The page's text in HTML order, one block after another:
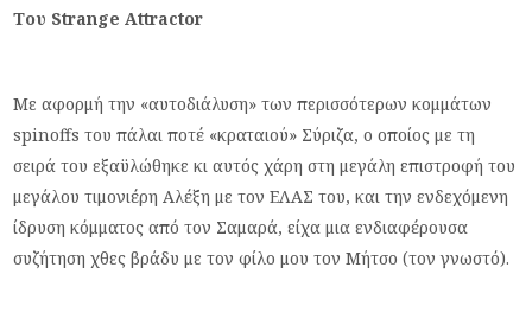
Του Strange Attractor
Με αφορμή την «αυτοδιάλυση» των περισσότερων κομμάτων
spinoffs του πάλαι ποτέ «κραταιού» Σύριζα, ο οποίος με τη
σειρά του εξαϋλώθηκε κι αυτός χάρη στη μεγάλη επιστροφή του
μεγάλου τιμονιέρη Αλέξη με τον ΕΛΑΣ του, και την ενδεχόμενη
ίδρυση κόμματος από τον Σαμαρά, είχα μια ενδιαφέρουσα
συζήτηση χθες βράδυ με τον φίλο μου τον Μήτσο (τον γνωστό).